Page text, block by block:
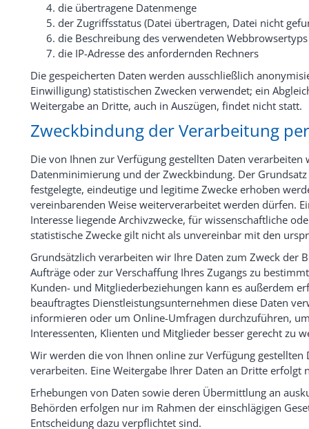
die übertragene Datenmenge
der Zugriffsstatus (Datei übertragen, Datei nicht
die Beschreibung des verwendeten
die IP-Adresse des anfordernden Rechners
Die gespeicherten Daten werden ausschließlich
Einwilligung) statistischen Zwecken verwendet; ein
Weitergabe an Dritte, auch in Auszügen, findet nicht statt.
Zweckbindung der Verarbeitung
Die von Ihnen zur Verfügung gestellten Daten
Datenminimierung und der Zweckbindung. Der
festgelegte, eindeutige und legitime Zwecke erhoben
vereinbarenden Weise weiterverarbeitet werden dürfen.
Interesse liegende Archivzwecke, für wissenschaftliche
statistische Zwecke gilt nicht als unvereinbar mit den
Grundsätzlich verarbeiten wir Ihre Daten zum Zweck der
Aufträge oder zur Verschaffung Ihres Zugangs zu
Kunden- und Mitgliederbeziehungen kann es außerdem
beauftragtes Dienstleistungsunternehmen diese Daten
informieren oder um Online-Umfragen durchzuführen,
Interessenten, Klienten und Mitglieder besser gerecht zu
Wir werden die von Ihnen online zur Verfügung
verarbeiten. Eine Weitergabe Ihrer Daten an Dritte
Erhebungen von Daten sowie deren Übermittlung an
Behörden erfolgen nur im Rahmen der einschlägigen
Entscheidung dazu verpflichtet sind.